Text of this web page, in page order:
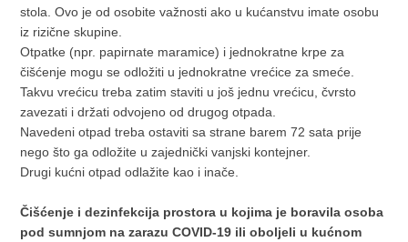
stola. Ovo je od osobite važnosti ako u kućanstvu imate osobu
iz rizične skupine.
Otpatke (npr. papirnate maramice) i jednokratne krpe za
čišćenje mogu se odložiti u jednokratne vrećice za smeće.
Takvu vrećicu treba zatim staviti u još jednu vrećicu, čvrsto
zavezati i držati odvojeno od drugog otpada.
Navedeni otpad treba ostaviti sa strane barem 72 sata prije
nego što ga odložite u zajednički vanjski kontejner.
Drugi kućni otpad odlažite kao i inače.
Čišćenje i dezinfekcija prostora u kojima je boravila osoba
pod sumnjom na zarazu COVID-19 ili oboljeli u kućnom